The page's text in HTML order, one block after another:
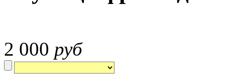
2 000 руб